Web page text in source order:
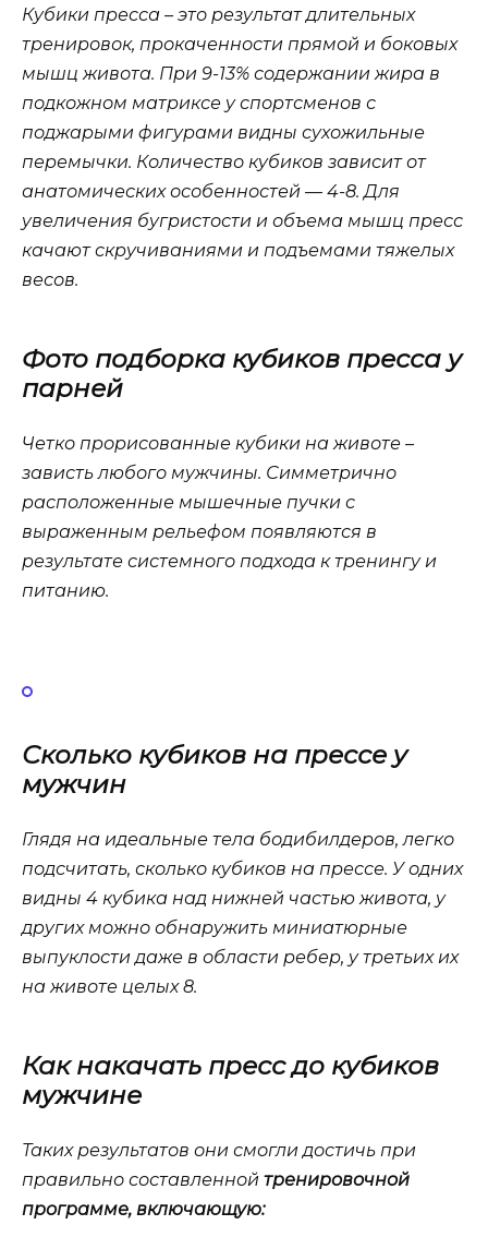
Кубики пресса – это результат длительных
тренировок, прокаченности прямой и боковых
мышц живота. При 9-13% содержании жира в
подкожном матриксе у спортсменов с
поджарыми фигурами видны сухожильные
перемычки. Количество кубиков зависит от
анатомических особенностей — 4-8. Для
увеличения бугристости и объема мышц пресс
качают скручиваниями и подъемами тяжелых
весов.
Фото подборка кубиков пресса у
парней
Четко прорисованные кубики на животе –
зависть любого мужчины. Симметрично
расположенные мышечные пучки с
выраженным рельефом появляются в
результате системного подхода к тренингу и
питанию.
Сколько кубиков на прессе у
мужчин
Глядя на идеальные тела бодибилдеров, легко
подсчитать, сколько кубиков на прессе. У одних
видны 4 кубика над нижней частью живота, у
других можно обнаружить миниатюрные
выпуклости даже в области ребер, у третьих их
на животе целых 8.
Как накачать пресс до кубиков
мужчине
Таких результатов они смогли достичь при
правильно составленной тренировочной
программе, включающую: